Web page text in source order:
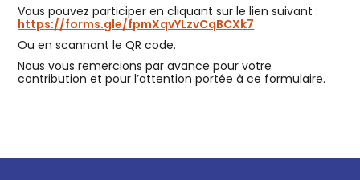
Vous pouvez participer en cliquant sur le lien suivant :
https://forms.gle/fpmXqvYLzvCqBCXk7
Ou en scannant le QR code.
Nous vous remercions par avance pour votre
contribution et pour l’attention portée à ce formulaire.